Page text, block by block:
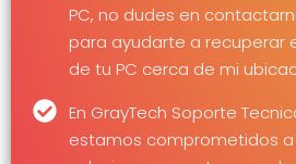
PC, no dudes en
para ayudarte a recuperar
de tu PC cerca de mi
En GrayTech Soporte
estamos comprometidos